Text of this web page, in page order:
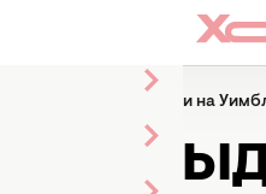
все свои эмоции на